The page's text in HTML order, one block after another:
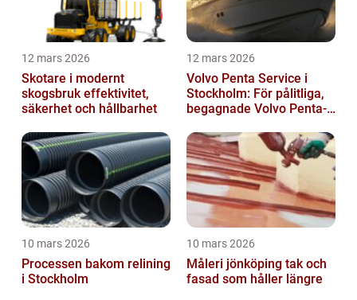
12 mars 2026
Skotare i modernt
skogsbruk effektivitet,
säkerhet och hållbarhet
12 mars 2026
Volvo Penta Service i
Stockholm: För pålitliga,
begagnade Volvo Penta-
10 mars 2026
Processen bakom relining
i Stockholm
10 mars 2026
Måleri jönköping tak och
fasad som håller längre